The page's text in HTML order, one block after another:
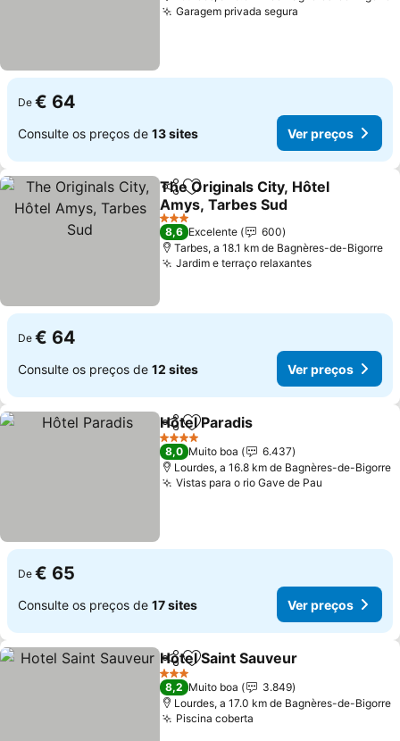
Garagem privada segura
De € 64
Consulte os preços de 13 sites Ver preços
PartilharAdicionar aos favoritos
The Originals City, Hôtel
Amys, Tarbes Sud
Ver preços
3 Estrelas
8,6 Excelente
600
Tarbes, a 18.1 km de Bagnères-de-Bigorre
Jardim e terraço relaxantesVer preços
De € 64
Consulte os preços de 12 sites Ver preços
PartilharAdicionar aos favoritos
Hôtel Paradis
4 Estrelas
8,0 Muito boa
6.437
Lourdes, a 16.8 km de Bagnères-de-Bigorre
Vistas para o rio Gave de Pau
De € 65
Consulte os preços de 17 sites Ver preços
PartilharAdicionar aos favoritos
Hotel Saint Sauveur
3 Estrelas
8,2 Muito boa
3.849
Lourdes, a 17.0 km de Bagnères-de-Bigorre
Piscina coberta